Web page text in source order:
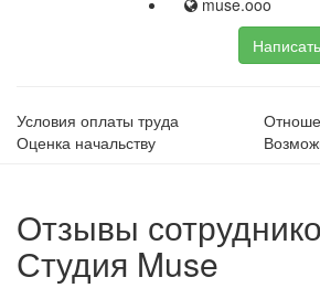
muse.ooo
Условия оплаты труда
Оценка начальству
Отзывы
Студия Muse